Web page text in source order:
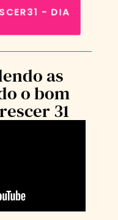
- DIA
as
o bom
31